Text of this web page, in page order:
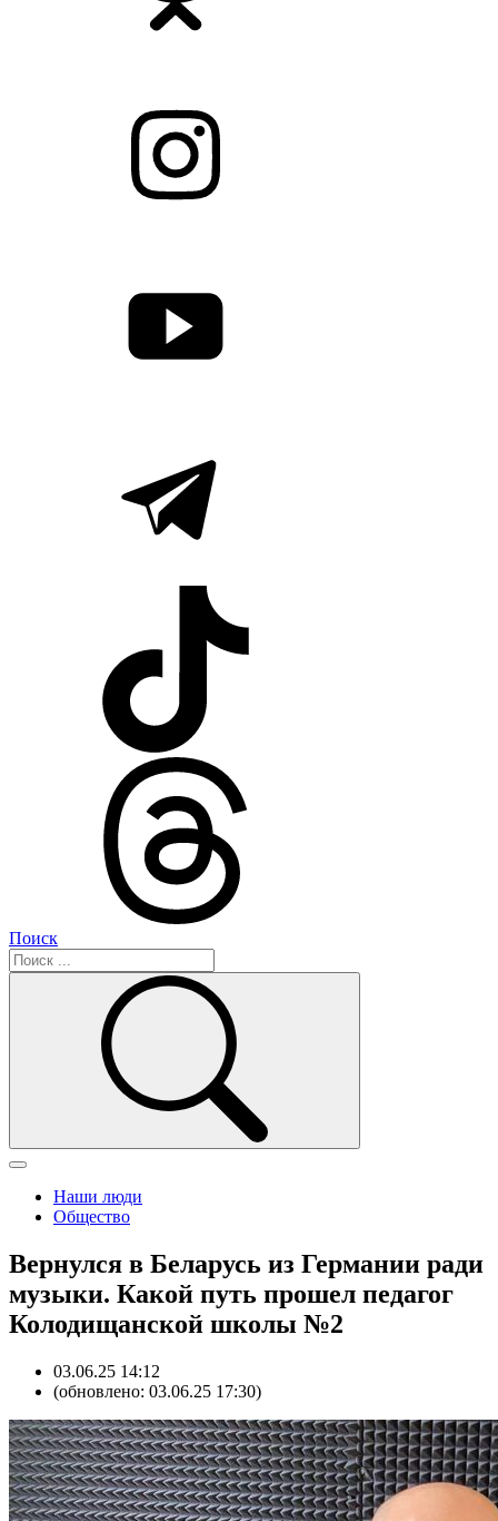
Поиск
Наши люди
Общество
Вернулся в Беларусь из Германии ради
музыки. Какой путь прошел педагог
Колодищанской школы №2
03.06.25 14:12
(обновлено: 03.06.25 17:30)